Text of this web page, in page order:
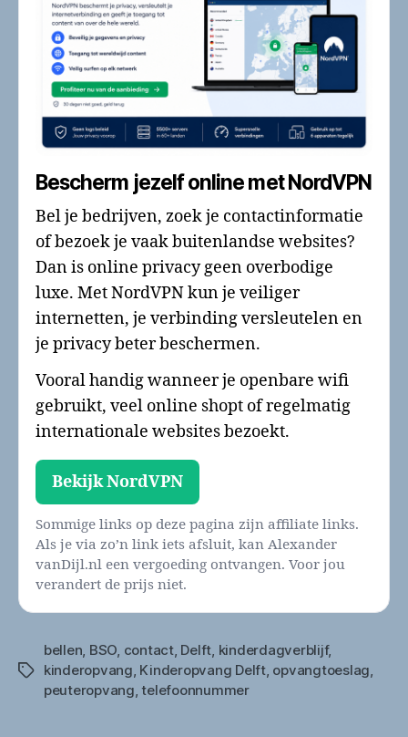
Bescherm jezelf online met NordVPN
Bel je bedrijven, zoek je contactinformatie
of bezoek je vaak buitenlandse websites?
Dan is online privacy geen overbodige
luxe. Met NordVPN kun je veiliger
internetten, je verbinding versleutelen en
je privacy beter beschermen.
Vooral handig wanneer je openbare wifi
gebruikt, veel online shopt of regelmatig
internationale websites bezoekt.
Bekijk NordVPN
Sommige links op deze pagina zijn affiliate links.
Als je via zo’n link iets afsluit, kan Alexander
vanDijl.nl een vergoeding ontvangen. Voor jou
verandert de prijs niet.
Tags
bellen, BSO, contact, Delft, kinderdagverblijf,
kinderopvang, Kinderopvang Delft, opvangtoeslag,
peuteropvang,telefoonnummer